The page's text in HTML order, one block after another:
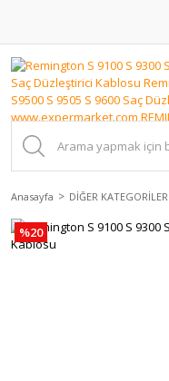
Anasayfa DİĞER KATEGORİLER
%20